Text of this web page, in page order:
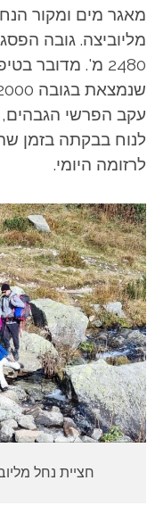
מאגר מים ומקור
2480 מ'. מדובר
עקב הפרשי
לנוח בבקתה בזמן
לרזומה היומי.
חציית נחל